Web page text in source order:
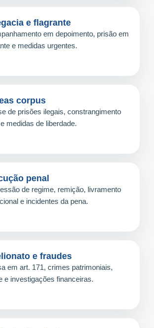
e flagrante
em depoimento, prisão em
e medidas urgentes.
corpus
de prisões ilegais, constrangimento
medidas de liberdade.
penal
de regime, remição, livramento
e incidentes da pena.
e fraudes
em art. 171, crimes patrimoniais,
e investigações financeiras.